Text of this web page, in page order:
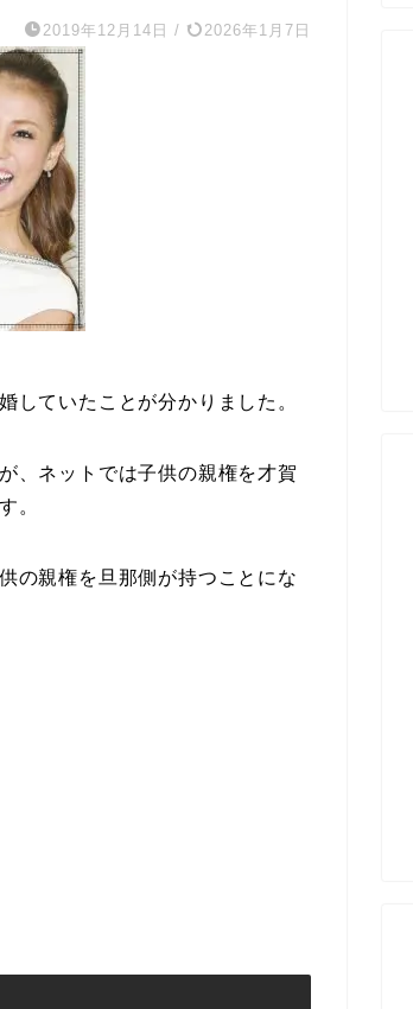
2019年12月14日 / 2026年1月7日
していたことが分かりました。
、ネットでは子供の親権を才賀
。
の親権を旦那側が持つことにな